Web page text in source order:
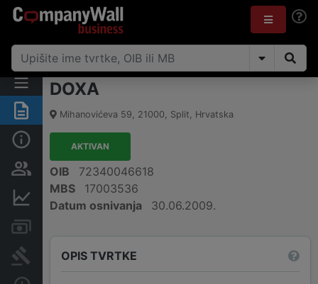
Sažetak
Osobe i vlasništvo
Sudske objave
DOXA
Mihanovićeva 59, 21000, Split, Hrvatska
AKTIVAN
OIB
72340046618
MBS
17003536
Datum osnivanja
30.06.2009.
OPIS TVRTKE